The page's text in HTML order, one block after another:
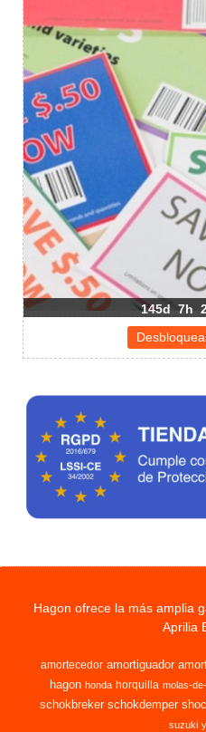
145d 7h
Hagon ofrece la más amplia
Aprilia
amortecedor amortiguador
hagon honda horquilla molas-
schokbreker schokdemper
suzuki